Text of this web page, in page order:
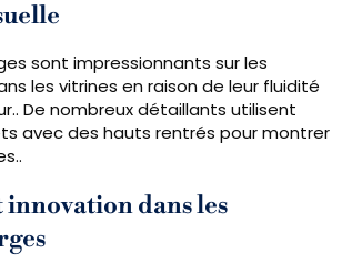
sont impressionnants sur les
les vitrines en raison de leur fluidité
De nombreux détaillants utilisent
avec des hauts rentrés pour montrer
dans les